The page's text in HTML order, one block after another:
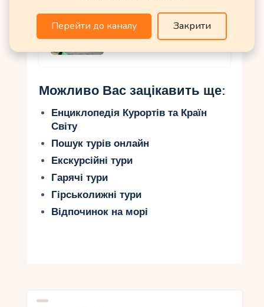
Озеро Чілка (Орісса)
— Індія
Можливо Вас зацікавить ще:
Енциклопедія Курортів та Країн
Світу
Пошук турів онлайн
Екскурсійні тури
Гарячі тури
Гірськолижні тури
Відпочинок на морі
Перейти до каналу Закрити